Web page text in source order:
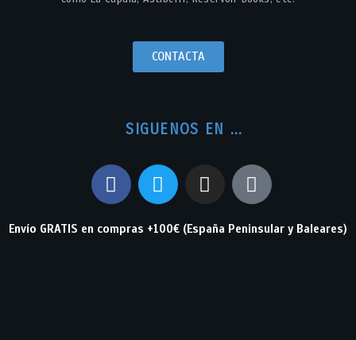
CONTACTA
SIGUENOS EN ...
Envío GRATIS en compras +100€ (España Peninsular y Baleares)